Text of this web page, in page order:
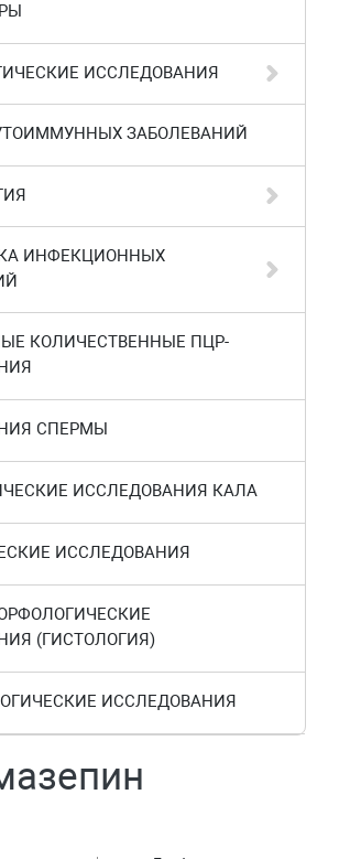
ИССЛЕДОВАНИЯ
ЗАБОЛЕВАНИЙ
ИНФЕКЦИОННЫХ
КОЛИЧЕСТВЕННЫЕ ПЦР-
СПЕРМЫ
ИССЛЕДОВАНИЯ КАЛА
ИССЛЕДОВАНИЯ
(ГИСТОЛОГИЯ)
ИССЛЕДОВАНИЯ